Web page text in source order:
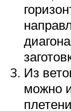
Из
можно